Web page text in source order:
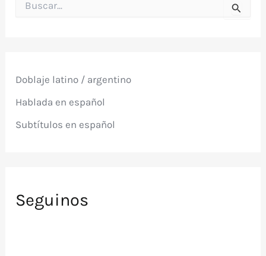
o
:
Doblaje latino / argentino
Hablada en español
Subtítulos en español
Seguinos